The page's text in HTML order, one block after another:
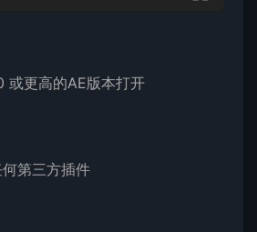
或更高的AE版本打开
第三方插件